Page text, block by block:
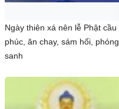
Ngày thiên xá nên lễ Phật cầu
phúc, ăn chay, sám hối, phóng
sanh